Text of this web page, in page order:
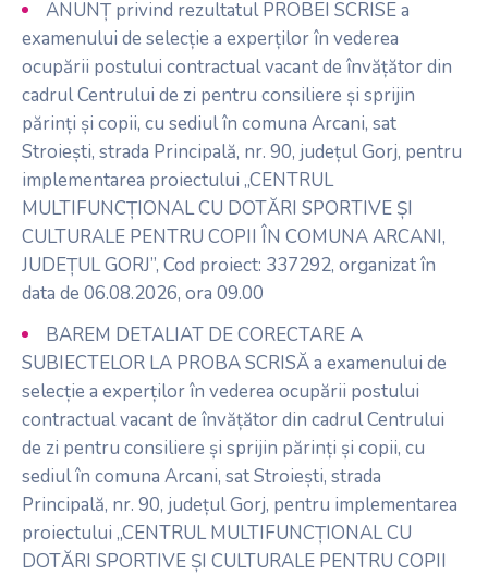
ANUNȚ privind rezultatul PROBEI SCRISE a
examenului de selecție a experților în vederea
ocupării postului contractual vacant de învățător din
cadrul Centrului de zi pentru consiliere și sprijin
părinți și copii, cu sediul în comuna Arcani, sat
Stroiești, strada Principală, nr. 90, județul Gorj, pentru
implementarea proiectului „CENTRUL
MULTIFUNCȚIONAL CU DOTĂRI SPORTIVE ȘI
CULTURALE PENTRU COPII ÎN COMUNA ARCANI,
JUDEȚUL GORJ”, Cod proiect: 337292, organizat în
data de 06.08.2026, ora 09.00
BAREM DETALIAT DE CORECTARE A
SUBIECTELOR LA PROBA SCRISĂ a examenului de
selecție a experților în vederea ocupării postului
contractual vacant de învățător din cadrul Centrului
de zi pentru consiliere și sprijin părinți și copii, cu
sediul în comuna Arcani, sat Stroiești, strada
Principală, nr. 90, județul Gorj, pentru implementarea
proiectului „CENTRUL MULTIFUNCȚIONAL CU
DOTĂRI SPORTIVE ȘI CULTURALE PENTRU COPII